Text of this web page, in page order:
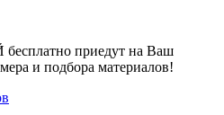
приедут на Ваш
и подбора материалов!